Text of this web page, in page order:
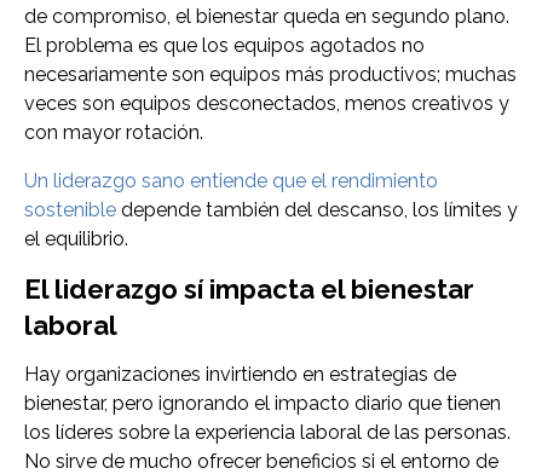
de compromiso, el bienestar queda en segundo plano.
El problema es que los equipos agotados no
necesariamente son equipos más productivos; muchas
veces son equipos desconectados, menos creativos y
con mayor rotación.
Un liderazgo sano entiende que el rendimiento
sostenible depende también del descanso, los límites y
el equilibrio.
El liderazgo sí impacta el bienestar
laboral
Hay organizaciones invirtiendo en estrategias de
bienestar, pero ignorando el impacto diario que tienen
los líderes sobre la experiencia laboral de las personas.
No sirve de mucho ofrecer beneficios si el entorno de